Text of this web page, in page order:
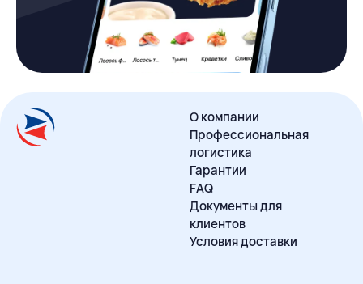
О компании
Профессиональная
логистика
Гарантии
FAQ
Документы для
клиентов
Условия доставки